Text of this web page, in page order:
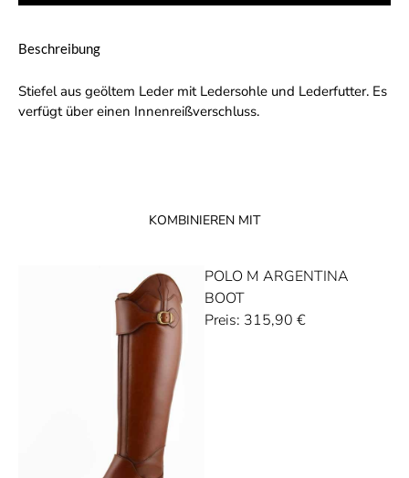
Beschreibung
Stiefel aus geöltem Leder mit Ledersohle und Lederfutter. Es
verfügt über einen Innenreißverschluss.
KOMBINIEREN MIT
POLO M ARGENTINA
BOOT
Preis: 315,90 €